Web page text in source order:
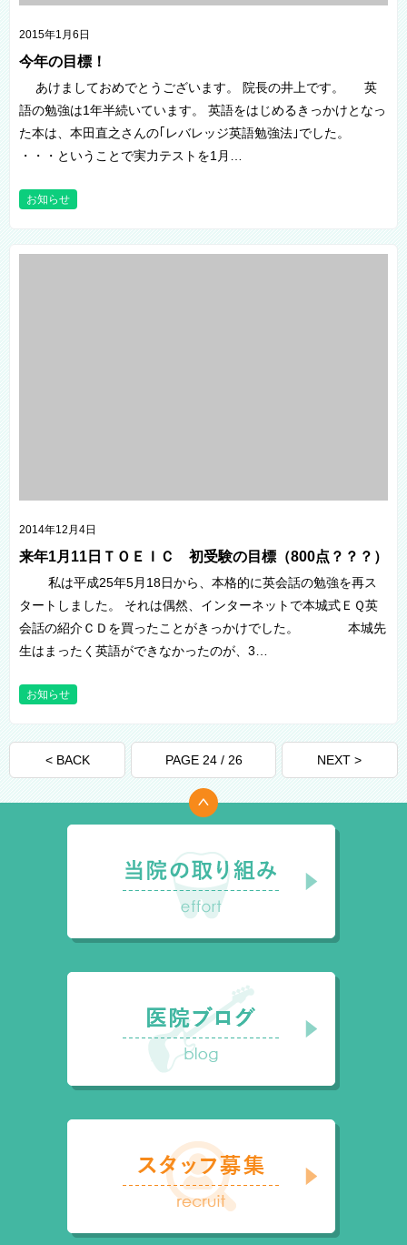
2015年1月6日
今年の目標！
あけましておめでとうございます。 院長の井上です。 英
語の勉強は1年半続いています。 英語をはじめるきっかけとなっ
た本は、本田直之さんの｢レバレッジ英語勉強法｣でした。
・・・ということで実力テストを1月…
お知らせ
2014年12月4日
来年1月11日ＴＯＥＩＣ 初受験の目標（800点？？？）
私は平成25年5月18日から、本格的に英会話の勉強を再ス
タートしました。 それは偶然、インターネットで本城式ＥＱ英
会話の紹介ＣＤを買ったことがきっかけでした。 本城先
生はまったく英語ができなかったのが、3…
お知らせ
< BACK PAGE 24 / 26 NEXT >